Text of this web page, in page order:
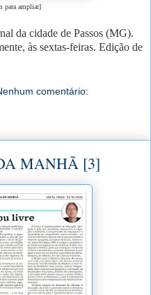
para ampliar]
da cidade de Passos (MG).
às sextas-feiras. Edição de
comentário:
MANHÃ [3]